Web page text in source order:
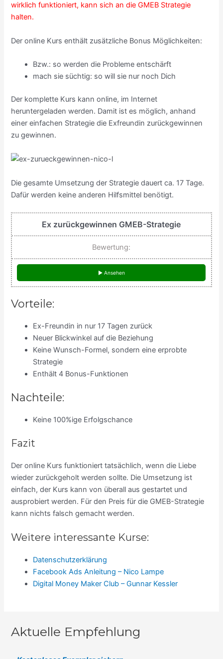
wirklich funktioniert, kann sich an die GMEB Strategie
halten.
Der online Kurs enthält zusätzliche Bonus Möglichkeiten:
Bzw.: so werden die Probleme entschärft
mach sie süchtig: so will sie nur noch Dich
Der komplette Kurs kann online, im Internet
heruntergeladen werden. Damit ist es möglich, anhand
einer einfachen Strategie die Exfreundin zurückgewinnen
zu gewinnen.
Die gesamte Umsetzung der Strategie dauert ca. 17 Tage.
Dafür werden keine anderen Hilfsmittel benötigt.
Ex zurückgewinnen GMEB-Strategie
Bewertung:
► Ansehen
Vorteile:
Ex-Freundin in nur 17 Tagen zurück
Neuer Blickwinkel auf die Beziehung
Keine Wunsch-Formel, sondern eine erprobte
Strategie
Enthält 4 Bonus-Funktionen
Nachteile:
Keine 100%ige Erfolgschance
Fazit
Der online Kurs funktioniert tatsächlich, wenn die Liebe
wieder zurückgeholt werden sollte. Die Umsetzung ist
einfach, der Kurs kann von überall aus gestartet und
ausprobiert werden. Für den Preis für die GMEB-Strategie
kann nichts falsch gemacht werden.
Weitere interessante Kurse:
Datenschutzerklärung
Facebook Ads Anleitung – Nico Lampe
Digital Money Maker Club – Gunnar Kessler
Aktuelle Empfehlung